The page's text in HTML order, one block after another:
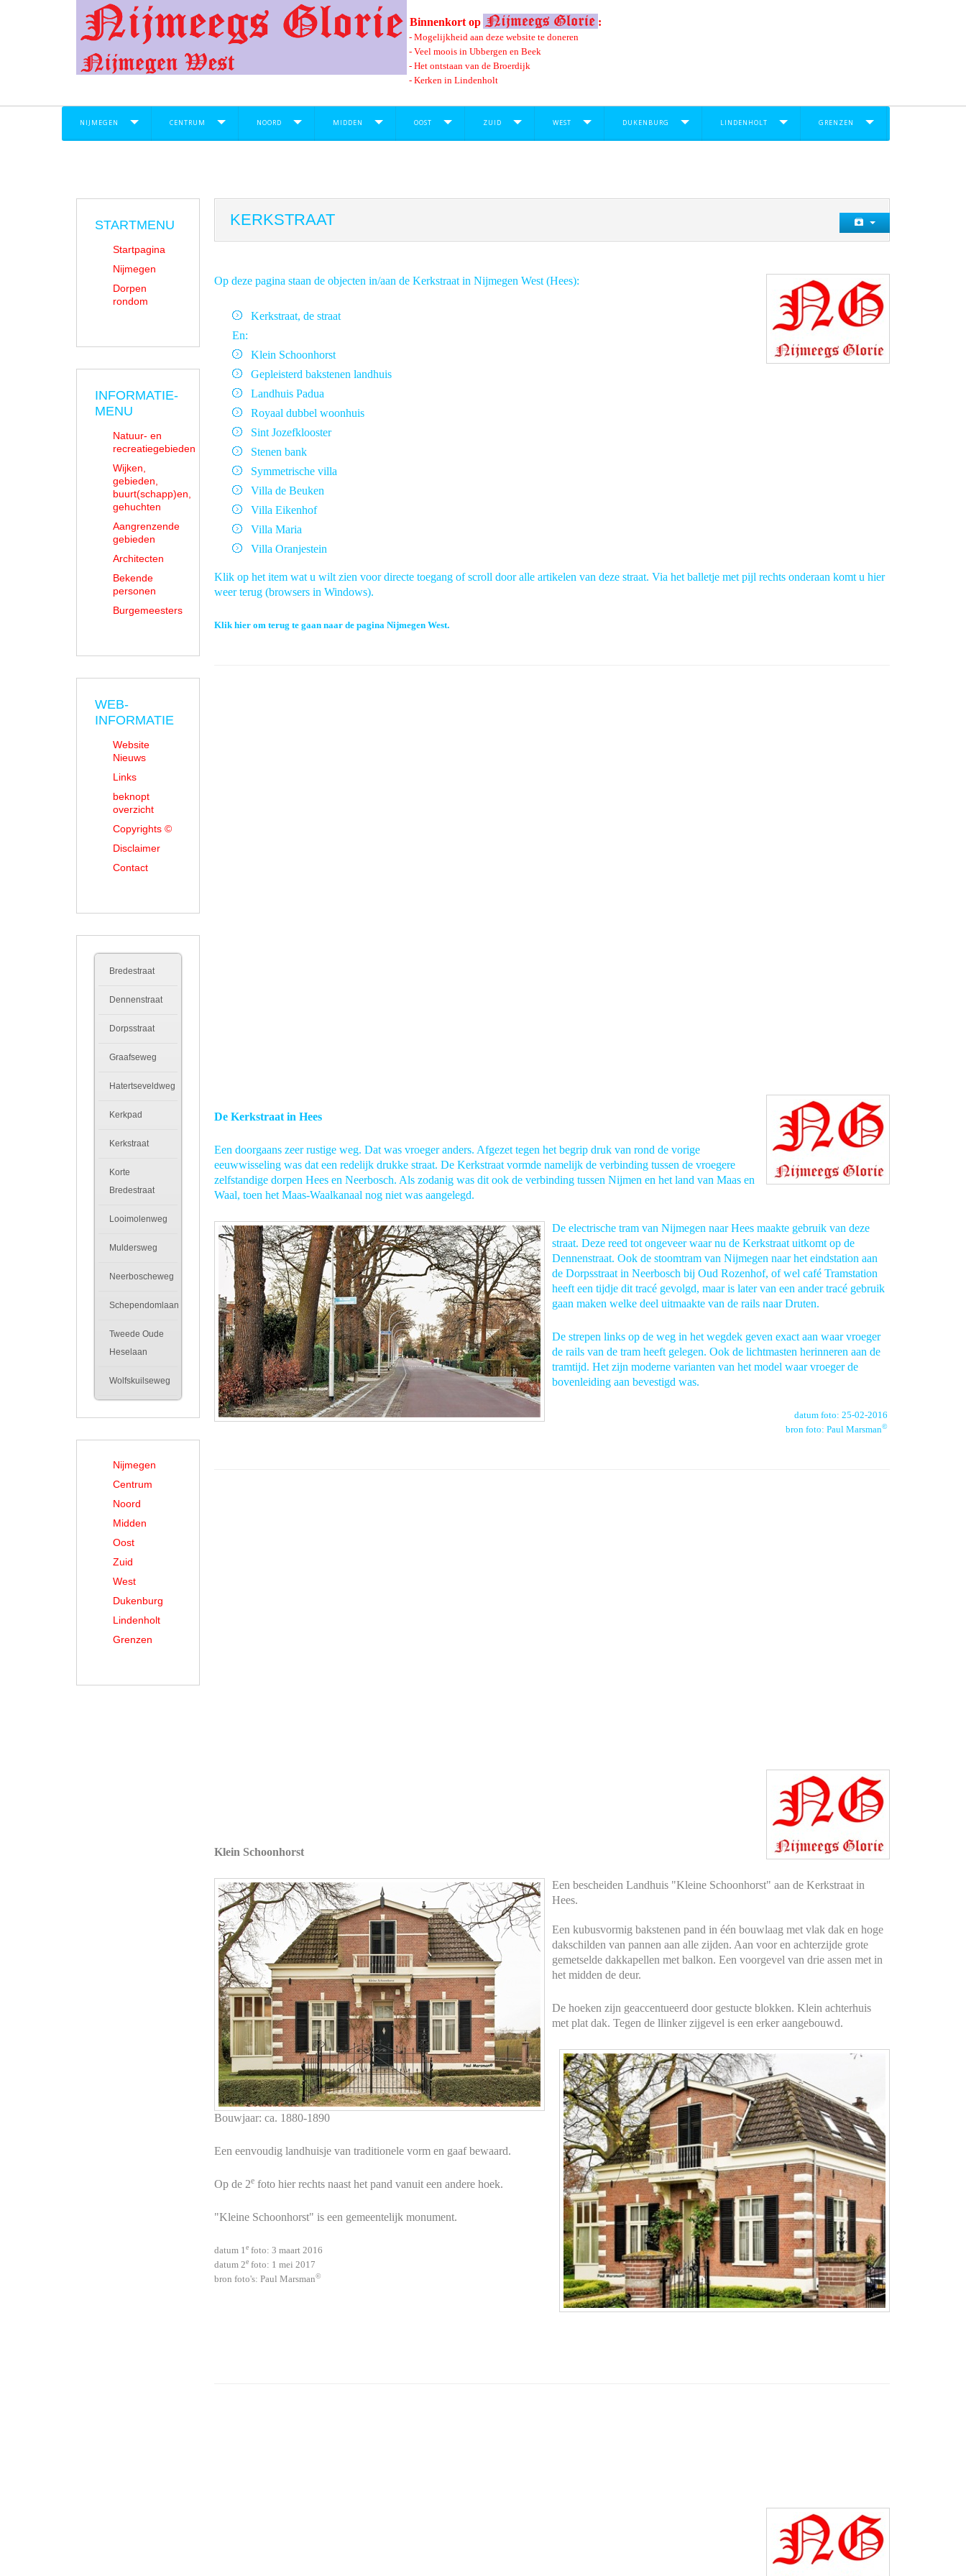
Binnenkort op :
- Mogelijkheid aan deze website te doneren
- Veel moois in Ubbergen en Beek
- Het ontstaan van de Broerdijk
- Kerken in Lindenholt
NIJMEGEN CENTRUM NOORD MIDDEN OOST ZUID WEST DUKENBURG LINDENHOLT GRENZEN
STARTMENU
Startpagina
Nijmegen
Dorpen
rondom
INFORMATIE-
MENU
Natuur- en
recreatiegebieden
Wijken,
gebieden,
buurt(schapp)en,
gehuchten
Aangrenzende
gebieden
Architecten
Bekende
personen
Burgemeesters
WEB-
INFORMATIE
Website
Nieuws
Links
beknopt
overzicht
Copyrights ©
Disclaimer
Contact
Bredestraat
Dennenstraat
Dorpsstraat
Graafseweg
Hatertseveldweg
Kerkpad
Kerkstraat
Korte
Bredestraat
Looimolenweg
Muldersweg
Neerboscheweg
Schependomlaan
Tweede Oude
Heselaan
Wolfskuilseweg
Nijmegen
Centrum
Noord
Midden
Oost
Zuid
West
Dukenburg
Lindenholt
Grenzen
KERKSTRAAT
Op deze pagina staan de objecten in/aan de Kerkstraat in Nijmegen West (Hees):
Kerkstraat, de straat
En:
Klein Schoonhorst
Gepleisterd bakstenen landhuis
Landhuis Padua
Royaal dubbel woonhuis
Sint Jozefklooster
Stenen bank
Symmetrische villa
Villa de Beuken
Villa Eikenhof
Villa Maria
Villa Oranjestein
Klik op het item wat u wilt zien voor directe toegang of scroll door alle artikelen van deze straat. Via het balletje met pijl rechts onderaan komt u hier
weer terug (browsers in Windows).
Klik hier om terug te gaan naar de pagina Nijmegen West.
De Kerkstraat in Hees
Een doorgaans zeer rustige weg. Dat was vroeger anders. Afgezet tegen het begrip druk van rond de vorige
eeuwwisseling was dat een redelijk drukke straat. De Kerkstraat vormde namelijk de verbinding tussen de vroegere
zelfstandige dorpen Hees en Neerbosch. Als zodanig was dit ook de verbinding tussen Nijmen en het land van Maas en
Waal, toen het Maas-Waalkanaal nog niet was aangelegd.
De electrische tram van Nijmegen naar Hees maakte gebruik van deze
straat. Deze reed tot ongeveer waar nu de Kerkstraat uitkomt op de
Dennenstraat. Ook de stoomtram van Nijmegen naar het eindstation aan
de Dorpsstraat in Neerbosch bij Oud Rozenhof, of wel café Tramstation
heeft een tijdje dit tracé gevolgd, maar is later van een ander tracé gebruik
gaan maken welke deel uitmaakte van de rails naar Druten.
De strepen links op de weg in het wegdek geven exact aan waar vroeger
de rails van de tram heeft gelegen. Ook de lichtmasten herinneren aan de
tramtijd. Het zijn moderne varianten van het model waar vroeger de
bovenleiding aan bevestigd was.
datum foto: 25-02-2016
bron foto: Paul Marsman©
Klein Schoonhorst
Een bescheiden Landhuis "Kleine Schoonhorst" aan de Kerkstraat in
Hees.
Een kubusvormig bakstenen pand in één bouwlaag met vlak dak en hoge
dakschilden van pannen aan alle zijden. Aan voor en achterzijde grote
gemetselde dakkapellen met balkon. Een voorgevel van drie assen met in
het midden de deur.
De hoeken zijn geaccentueerd door gestucte blokken. Klein achterhuis
met plat dak. Tegen de llinker zijgevel is een erker aangebouwd.
Bouwjaar: ca. 1880-1890
Een eenvoudig landhuisje van traditionele vorm en gaaf bewaard.
Op de 2e foto hier rechts naast het pand vanuit een andere hoek.
"Kleine Schoonhorst" is een gemeentelijk monument.
datum 1e foto: 3 maart 2016
datum 2e foto: 1 mei 2017
bron foto's: Paul Marsman©